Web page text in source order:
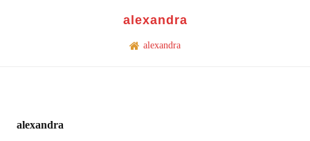
alexandra
alexandra
alexandra